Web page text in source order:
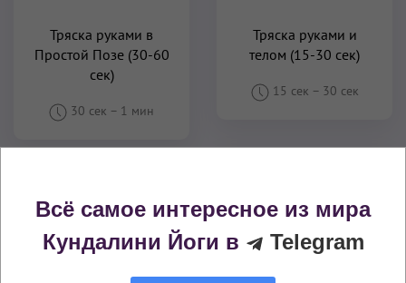
Тряска руками в
Простой Позе (30-60
сек)
30 сек – 1 мин
Тряска руками и
телом (15-30 сек)
15 сек – 30 сек
Всё самое интересное из мира
Кундалини Йоги в
Telegram